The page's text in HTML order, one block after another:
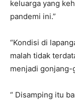
keluarga yang
pandemi ini.”
“Kondisi di
malah tidak
menjadi gonjang-
“ Disamping itu